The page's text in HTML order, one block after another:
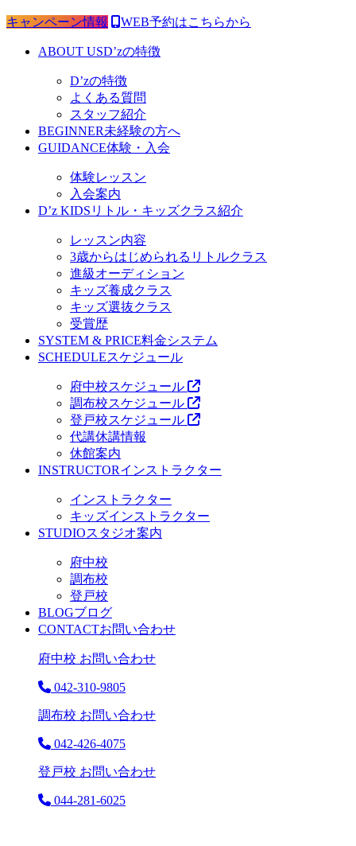
キャンペーン情報 WEB予約はこちらから
ABOUT USD’zの特徴
D’zの特徴
よくある質問
スタッフ紹介
BEGINNER未経験の方へ
GUIDANCE体験・入会
体験レッスン
入会案内
D’z KIDS リトル・キッズクラス紹介
レッスン内容
3歳からはじめられるリトルクラス
進級オーディション
キッズ養成クラス
キッズ選抜クラス
受賞歴
SYSTEM & PRICE料金システム
SCHEDULEスケジュール
府中校スケジュール
調布校スケジュール
登戸校スケジュール
代講休講情報
休館案内
INSTRUCTORインストラクター
インストラクター
キッズインストラクター
STUDIOスタジオ案内
府中校
調布校
登戸校
BLOGブログ
CONTACTお問い合わせ
府中校 お問い合わせ
042-310-9805
調布校 お問い合わせ
042-426-4075
登戸校 お問い合わせ
044-281-6025